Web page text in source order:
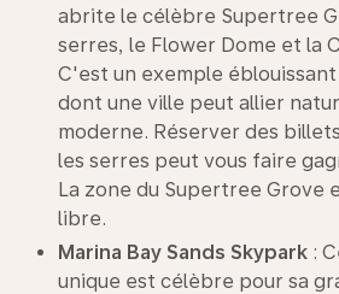
abrite le célèbre Supertree
serres, le Flower Dome et la
C'est un exemple
dont une ville peut allier
moderne. Réserver des
les serres peut vous faire
La zone du Supertree Grove
libre.
Marina Bay Sands Skypark :
unique est célèbre pour sa